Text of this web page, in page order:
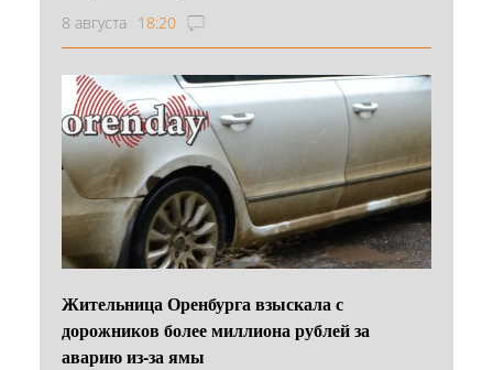
8 августа 18:20
Жительница Оренбурга взыскала с
дорожников более миллиона рублей за
аварию из-за ямы